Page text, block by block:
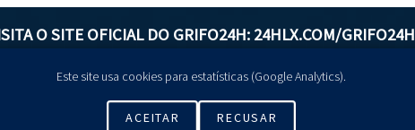
Este site usa cookies para estatísticas (Google Analytics).
ACEITAR RECUSAR
O SITE OFICIAL DO GRIFO24H: 24HLX.COM/GRIFO24H